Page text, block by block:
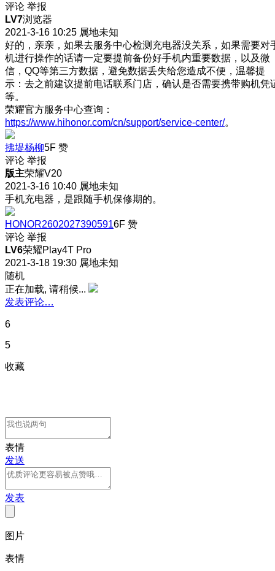
评论 举报
LV7浏览器
2021-3-16 10:25 属地未知
好的，亲亲，如果去服务中心检测充电器没关系，如果需要对
机进行操作的话请一定要提前备份好手机内重要数据，以及微
信，QQ等第三方数据，避免数据丢失给您造成不便，温馨提
示：去之前建议提前电话联系门店，确认是否需要携带购机凭
等。
荣耀官方服务中心查询：
https://www.hihonor.com/cn/support/service-center/。
拂堤杨柳5F 赞
评论 举报
版主荣耀V20
2021-3-16 10:40 属地未知
手机充电器，是跟随手机保修期的。
HONOR26020273905916F 赞
评论 举报
LV6荣耀Play4T Pro
2021-3-18 19:30 属地未知
随机
正在加载, 请稍候...
发表评论…
6
5
收藏
表情
发送
发表
图片
表情